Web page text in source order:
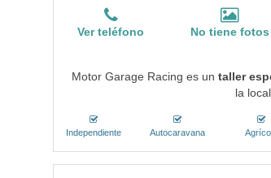
Ver teléfono No tiene fotos
Motor Garage Racing es un taller
la
Independiente Autocaravana